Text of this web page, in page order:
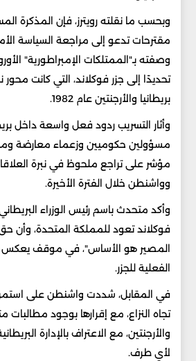
وبحسب ما نقلته رويترز، فإن المذكرة
مقترحات تدعو إلى مراجعة السياسة
وصفته بـ"الممتلكات الإمبراطورية"
تحديدًا إلى جزر فوكلاند، التي كانت
بريطانيا والأرجنتين عام 1982.
وأثار التسريب ردود فعل واسعة داخل
مسؤولين حكوميين وزعماء معارضة
مؤشر على تراجع ملحوظ في نبرة
وواشنطن خلال الفترة الأخيرة.
وأكد متحدث باسم رئيس الوزراء
فوكلاند تعود للمملكة المتحدة، وأن
المصير هو الأساس"، في موقف يعكس
الفعلية للجزر.
في المقابل، شددت واشنطن على
تجاه النزاع، مع إقرارها بوجود مطالبات
والأرجنتين، مع الاعتراف بالإدارة
لأي طرف.